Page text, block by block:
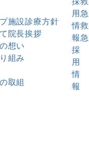
施設診療方針
院長挨拶
想い
組み
取組
採
用
情
報
救
急